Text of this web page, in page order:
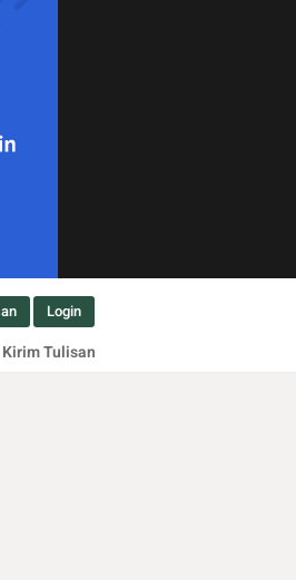
Login
Kirim Tulisan